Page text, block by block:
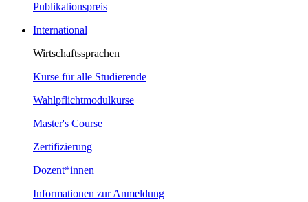
Publikationspreis
International
Wirtschaftssprachen
Kurse für alle Studierende
Wahlpflichtmodulkurse
Master's Course
Zertifizierung
Dozent*innen
Informationen zur Anmeldung